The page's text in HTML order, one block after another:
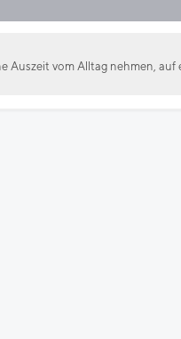
Auszeit vom Alltag nehmen,